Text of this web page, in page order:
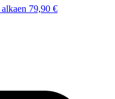
alkaen 79,90 €